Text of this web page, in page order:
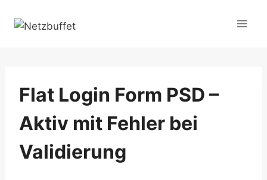
Inhalt
Flat Login Form PSD –
Aktiv mit Fehler bei
Validierung